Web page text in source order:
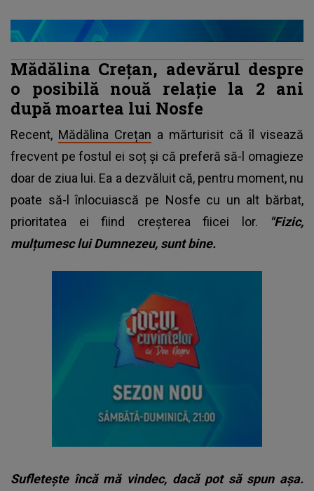
Mădălina Crețan, adevărul despre
o posibilă nouă relație la 2 ani
după moartea lui Nosfe
Recent, Mădălina Crețan a mărturisit că îl visează
frecvent pe fostul ei soț și că preferă să-l omagieze
doar de ziua lui. Ea a dezvăluit că, pentru moment, nu
poate să-l înlocuiască pe Nosfe cu un alt bărbat,
prioritatea ei fiind creșterea fiicei lor.
"Fizic,
mulțumesc lui Dumnezeu, sunt bine.
Sufletește încă mă vindec, dacă pot să spun așa.